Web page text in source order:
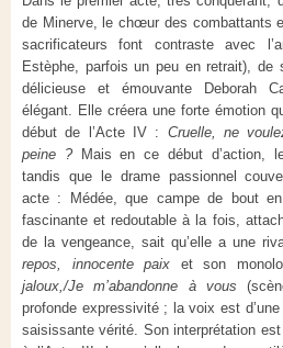
de Minerve, le chœur des combattants
sacrificateurs font contraste avec
Estèphe, parfois un peu en retrait), de
délicieuse et émouvante Deborah
élégant. Elle créera une forte émotion
début de l’Acte IV : Cruelle, ne
peine ?Mais en ce début d’action,
tandis que le drame passionnel
acte : Médée, que campe de bout
fascinante et redoutable à la fois,
de la vengeance, sait qu’elle a une
repos, innocente paix et son
jaloux,/Je m’abandonne à vous
profonde expressivité ; la voix est
saisissante vérité. Son interprétation